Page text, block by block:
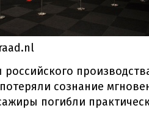
сознание
погибли